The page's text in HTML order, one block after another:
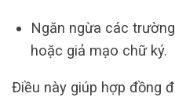
Ngăn ngừa các
hoặc giả mạo chữ ký.
Điều này giúp hợp đồng